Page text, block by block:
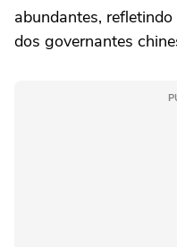
abundantes,
dos governantes